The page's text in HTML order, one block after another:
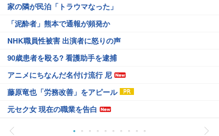
家の隣が民泊「トラウマなった」
「泥酔者」熊本で通報が頻発か
NHK職員性被害 出演者に怒りの声
90歳患者を殴る? 看護助手を逮捕
アニメにちなんだ名付け流行 尼
藤原竜也「労務改善」をアピール
元セク女 現在の職業を告白